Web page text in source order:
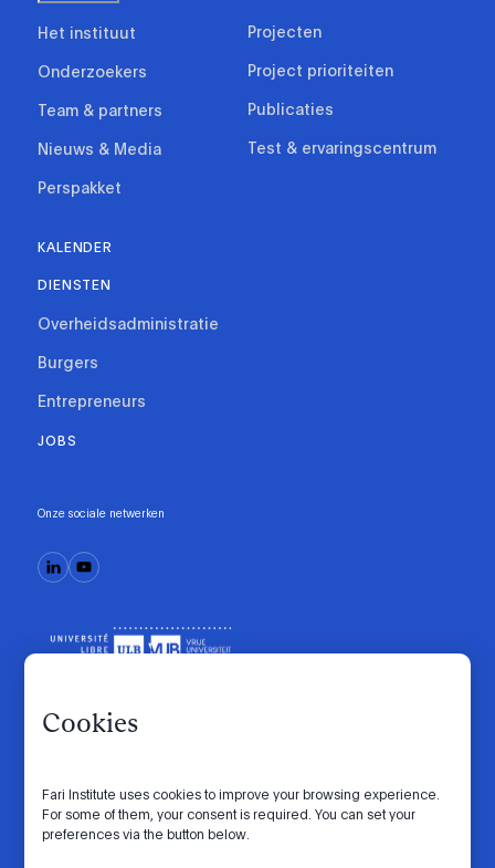
Cookies
Fari Institute uses cookies to improve your browsing experience.
For some of them, your consent is required. You can set your
preferences via the button below.
Het instituut
Onderzoekers
Team & partners
Nieuws & Media
Perspakket
Projecten
Project prioriteiten
Publicaties
Test & ervaringscentrum
KALENDER
DIENSTEN
Overheidsadministratie
Burgers
Entrepreneurs
JOBS
Onze sociale netwerken
Gedragscode Manifesto Intranet
Cookie-instellingen Privacybeleid